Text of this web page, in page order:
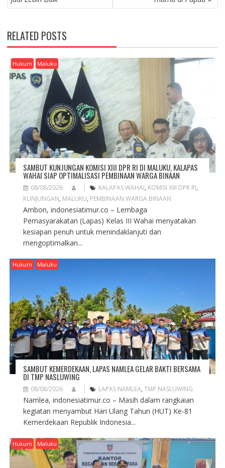
T
A
V
I
G
A
T
O
RELATED POSTS
Hukum Maluku
SAMBUT KUNJUNGAN KOMISI XIII DPR RI DI MALUKU, KALAPAS
WAHAI SIAP OPTIMALISASI PEMBINAAN WARGA BINAAN
08/08/2026 KALAPAS WAHAI, KOMISI XIII DPR RI,
KUNJUNGAN, MALUKU, PEMBINAAN WARGA BINAAN
Ambon, indonesiatimur.co – Lembaga
Pemasyarakatan (Lapas) Kelas III Wahai menyatakan
kesiapan penuh untuk menindaklanjuti dan
mengoptimalkan...
Hukum Maluku
SAMBUT KEMERDEKAAN, LAPAS NAMLEA GELAR BAKTI BERSAMA
DI TMP NASLUWING
08/08/2026 LAPAS NAMLEA, TMP NASLUWING
Namlea, indonesiatimur.co – Masih dalam rangkaian
kegiatan menyambut Hari Ulang Tahun (HUT) Ke-81
Kemerdekaan Republik Indonesia...
Hukum Maluku